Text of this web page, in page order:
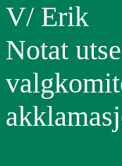
V/ Erik
Notat